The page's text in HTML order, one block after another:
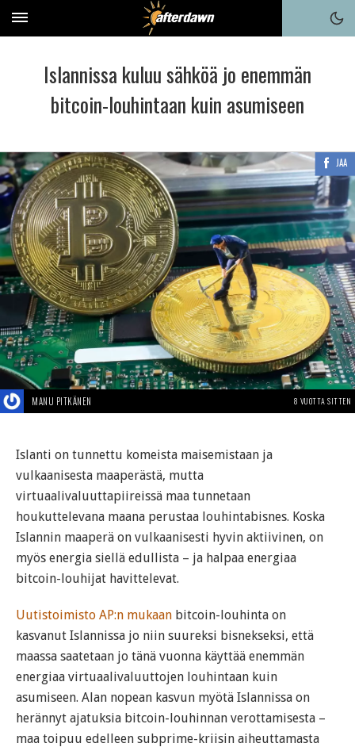
Islannissa kuluu sähköä jo enemmän
bitcoin-louhintaan kuin asumiseen
JAA
MANU PITKÄNEN 8 VUOTTA SITTEN
Islanti on tunnettu komeista maisemistaan ja
vulkaanisesta maaperästä, mutta
virtuaalivaluuttapiireissä maa tunnetaan
houkuttelevana maana perustaa louhintabisnes. Koska
Islannin maaperä on vulkaanisesti hyvin aktiivinen, on
myös energia siellä edullista – ja halpaa energiaa
bitcoin-louhijat havittelevat.
Uutistoimisto AP:n mukaan bitcoin-louhinta on
kasvanut Islannissa jo niin suureksi bisnekseksi, että
maassa saatetaan jo tänä vuonna käyttää enemmän
energiaa virtuaalivaluuttojen louhintaan kuin
asumiseen. Alan nopean kasvun myötä Islannissa on
herännyt ajatuksia bitcoin-louhinnan verottamisesta –
maa toipuu edelleen subprime-kriisin aiheuttamasta